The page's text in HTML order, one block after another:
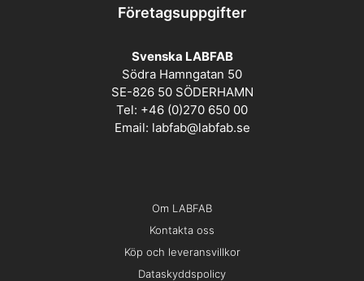
Företagsuppgifter
Svenska LABFAB
Södra Hamngatan 50
SE-826 50 SÖDERHAMN
Tel: +46 (0)270 650 00
Email: labfab@labfab.se
Om LABFAB
Kontakta oss
Köp och leveransvillkor
Dataskyddspolicy